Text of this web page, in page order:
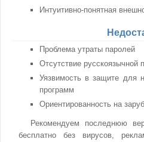
Интуитивно-понятная
Проблема утраты паролей
Отсутствие русскоязычной
Уязвимость в защите для
программ
Ориентированность на
Рекомендуем последнюю
бесплатно без вирусов,